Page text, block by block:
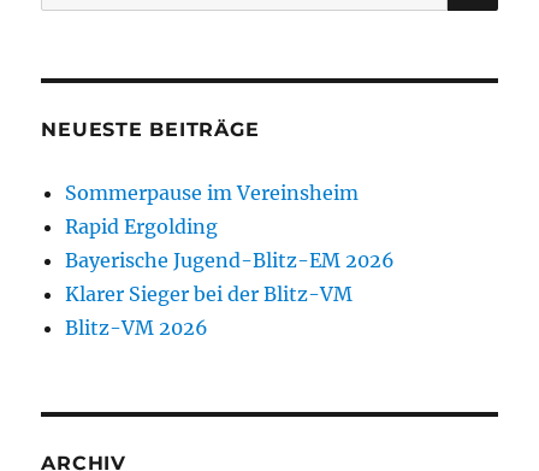
nach:
NEUESTE BEITRÄGE
Sommerpause im Vereinsheim
Rapid Ergolding
Bayerische Jugend-Blitz-EM 2026
Klarer Sieger bei der Blitz-VM
Blitz-VM 2026
ARCHIV